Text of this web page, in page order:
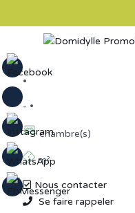
•
- •
chambre(s)
m²
Nous contacter
Se faire rappeler